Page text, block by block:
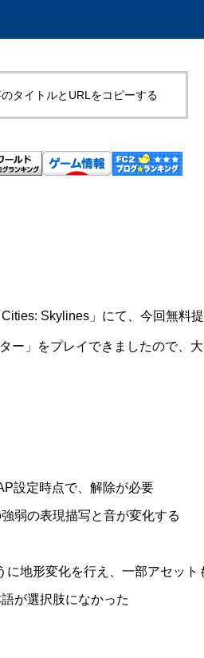
タイトルとURLをコピーする
Skylines」にて、今回無料
ー」をプレイできましたので、
設定時点で、解除が必要
弱の表現描写と音が変化する
地形変化を行え、一部アセット
が選択肢になかった